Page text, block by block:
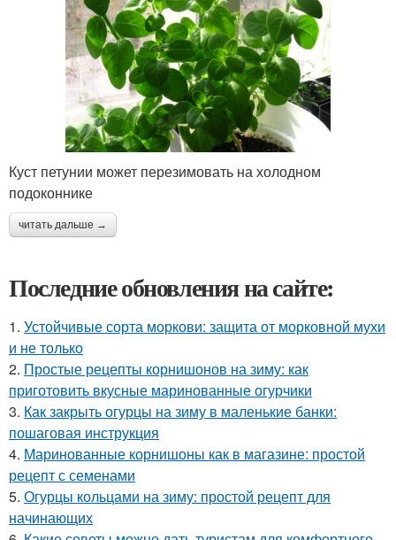
Куст петунии может перезимовать на холодном
подоконнике
читать дальше →
Последние обновления на сайте:
1. Устойчивые сорта моркови: защита от морковной мухи
и не только
2. Простые рецепты корнишонов на зиму: как
приготовить вкусные маринованные огурчики
3. Как закрыть огурцы на зиму в маленькие банки:
пошаговая инструкция
4. Маринованные корнишоны как в магазине: простой
рецепт с семенами
5. Огурцы кольцами на зиму: простой рецепт для
начинающих